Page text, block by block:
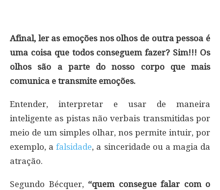
Afinal, ler as emoções nos olhos de outra pessoa é
uma coisa que todos conseguem fazer? Sim!!! Os
olhos são a parte do nosso corpo que mais
comunica e transmite emoções.
Entender, interpretar e usar de maneira
inteligente as pistas não verbais transmitidas por
meio de um simples olhar, nos permite intuir, por
exemplo, afalsidade, a sinceridade ou a magia da
atração.
Segundo Bécquer, “quem consegue falar com o